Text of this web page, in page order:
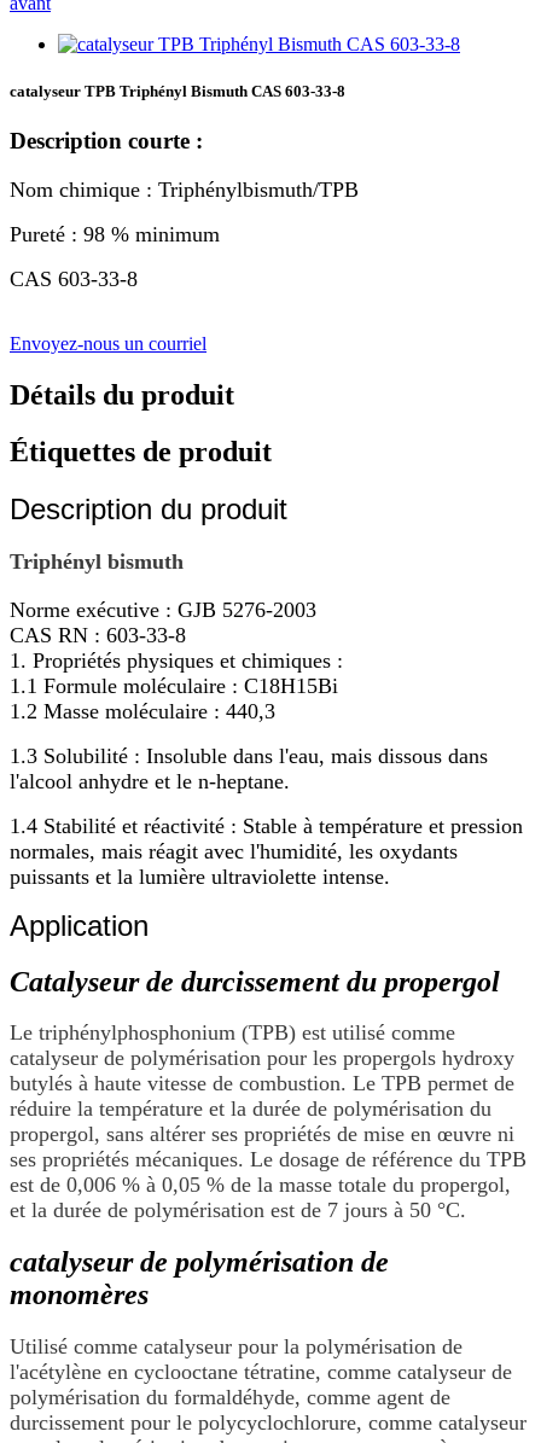
catalyseur TPB Triphényl Bismuth CAS 603-33-8
Description courte :
Nom chimique : Triphénylbismuth/TPB
Pureté : 98 % minimum
CAS 603-33-8
Envoyez-nous un courriel
Détails du produit
Étiquettes de produit
Description du produit
Triphényl bismuth
Norme exécutive : GJB 5276-2003
CAS RN : 603-33-8
1. Propriétés physiques et chimiques :
1.1 Formule moléculaire : C18H15Bi
1.2 Masse moléculaire : 440,3
1.3 Solubilité : Insoluble dans l'eau, mais dissous dans
l'alcool anhydre et le n-heptane.
1.4 Stabilité et réactivité : Stable à température et pression
normales, mais réagit avec l'humidité, les oxydants
puissants et la lumière ultraviolette intense.
Application
Catalyseur de durcissement du propergol
Le triphénylphosphonium (TPB) est utilisé comme
catalyseur de polymérisation pour les propergols hydroxy
butylés à haute vitesse de combustion. Le TPB permet de
réduire la température et la durée de polymérisation du
propergol, sans altérer ses propriétés de mise en œuvre ni
ses propriétés mécaniques. Le dosage de référence du TPB
est de 0,006 % à 0,05 % de la masse totale du propergol,
et la durée de polymérisation est de 7 jours à 50 °C.
catalyseur de polymérisation de
monomères
Utilisé comme catalyseur pour la polymérisation de
l'acétylène en cyclooctane tétratine, comme catalyseur de
polymérisation du formaldéhyde, comme agent de
durcissement pour le polycyclochlorure, comme catalyseur